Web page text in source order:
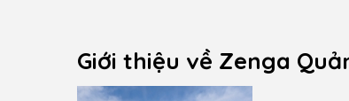
Giới thiệu về Zenga